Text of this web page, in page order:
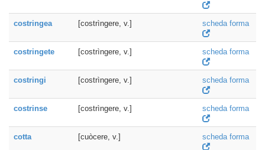
costringea [costrìngere, v.] scheda forma
costringete [costrìngere, v.] scheda forma
costringi [costrìngere, v.] scheda forma
costrinse [costrìngere, v.] scheda forma
cotta [cuòcere, v.] scheda forma